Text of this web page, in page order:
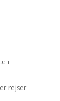
i
rejser